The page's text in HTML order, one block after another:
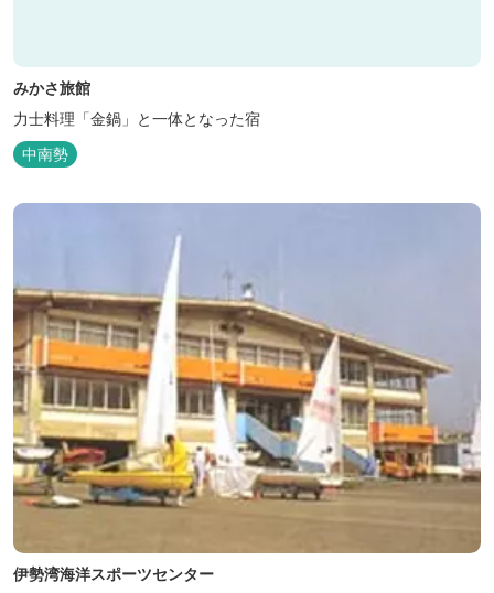
みかさ旅館
力士料理「金鍋」と一体となった宿
中南勢
伊勢湾海洋スポーツセンター